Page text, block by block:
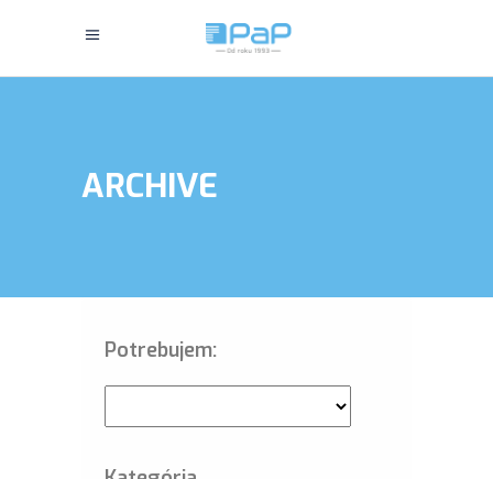
ARCHIVE
Potrebujem: